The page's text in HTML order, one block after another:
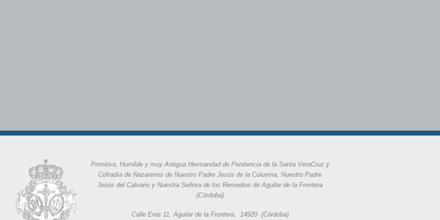
Primitiva, Humilde y muy Antigua Hermandad de Penitencia de la Santa VeraCruz y
Cofradía de Nazarenos de Nuestro Padre Jesús de la Columna, Nuestro Padre
Jesús del Calvario y Nuestra Señora de los Remedios de Aguilar de la Frontera
(Córdoba)
Calle Eras 11,Aguilar de la Frontera, 14920 (Córdoba)